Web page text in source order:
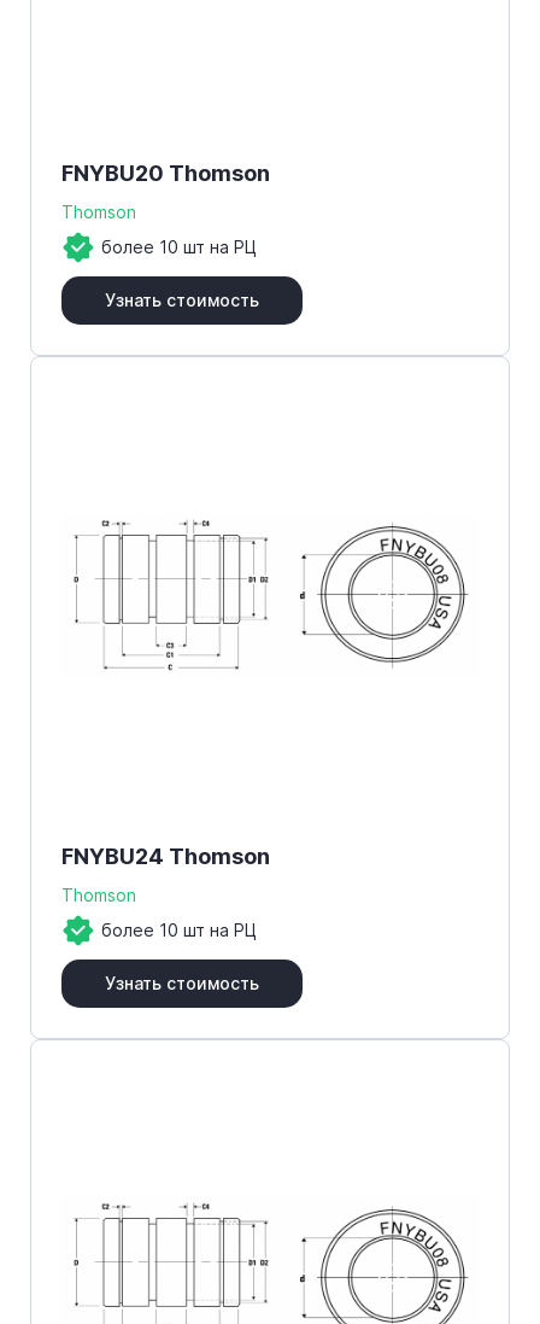
FNYBU20 Thomson
Thomson
более 10 шт на РЦ
Узнать стоимость
FNYBU24 Thomson
Thomson
более 10 шт на РЦ
Узнать стоимость